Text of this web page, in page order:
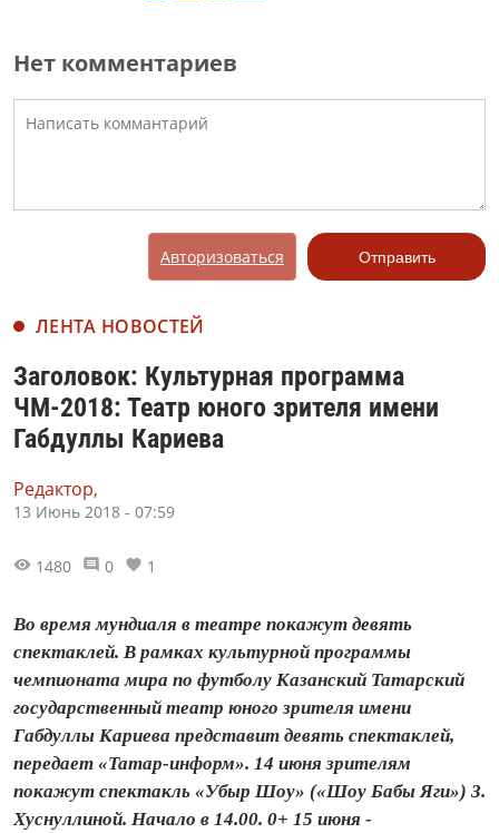
Нет комментариев
Авторизоваться Отправить
ЛЕНТА НОВОСТЕЙ
Заголовок: Культурная программа
ЧМ-2018: Театр юного зрителя имени
Габдуллы Кариева
Редактор,
13 Июнь 2018 - 07:59
1480 0 1
Во время мундиаля в театре покажут девять
спектаклей. В рамках культурной программы
чемпионата мира по футболу Казанский Татарский
государственный театр юного зрителя имени
Габдуллы Кариева представит девять спектаклей,
передает «Татар-информ». 14 июня зрителям
покажут спектакль «Убыр Шоу» («Шоу Бабы Яги») З.
Хуснуллиной. Начало в 14.00. 0+ 15 июня -